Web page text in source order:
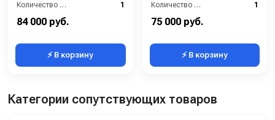
Количество щёток предварительной очистки (шт):
1
Мощность (Вт):
84 000 руб.
⚡ В корзину
Количество щёток предварительной очистки (шт):
1
Мощность (Вт):
75 000 руб.
⚡ В корзину
Категории сопутствующих товаров